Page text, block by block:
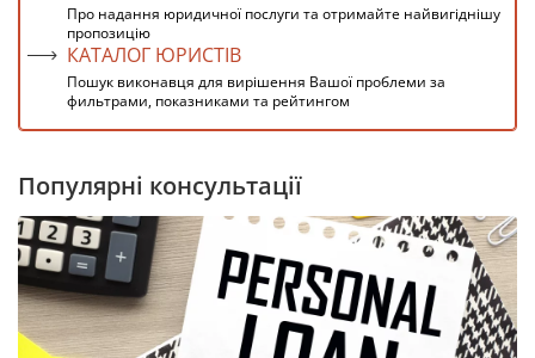
Про надання юридичної послуги та отримайте найвигіднішу
пропозицію
КАТАЛОГ ЮРИСТІВ
Пошук виконавця для вирішення Вашої проблеми за
фильтрами, показниками та рейтингом
Популярні консультації